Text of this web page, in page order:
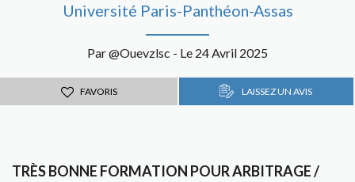
Université Paris-Panthéon-Assas
Par @Ouevzlsc - Le 24 Avril 2025
FAVORIS LAISSEZ UN AVIS
TRÈS BONNE FORMATION POUR ARBITRAGE /